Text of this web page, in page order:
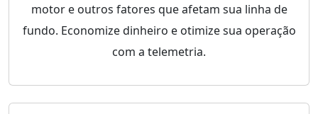
motor e outros fatores que afetam sua linha de
fundo. Economize dinheiro e otimize sua operação
com a telemetria.